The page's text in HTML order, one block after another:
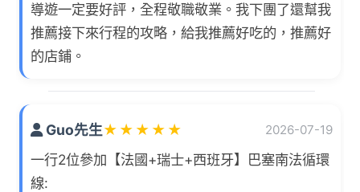
導遊一定要好評，全程敬職敬業。我下團了還幫我
推薦接下來行程的攻略，給我推薦好吃的，推薦好
的店鋪。
Guo先生★ ★ ★ ★ ★ 2026-07-19
一行2位參加【法國+瑞士+西班牙】巴塞南法循環
線: